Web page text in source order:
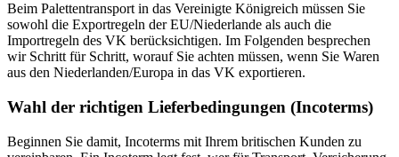
Beim Palettentransport in das Vereinigte Königreich müssen Sie
sowohl die Exportregeln der EU/Niederlande als auch die
Importregeln des VK berücksichtigen. Im Folgenden besprechen
wir Schritt für Schritt, worauf Sie achten müssen, wenn Sie Waren
aus den Niederlanden/Europa in das VK exportieren.
Wahl der richtigen Lieferbedingungen (Incoterms)
Beginnen Sie damit, Incoterms mit Ihrem britischen Kunden zu